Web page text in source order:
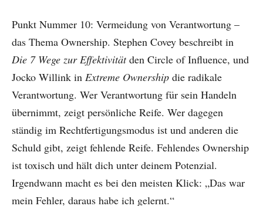
Punkt Nummer 10: Vermeidung von Verantwortung –
das Thema Ownership. Stephen Covey beschreibt in
Die 7 Wege zur Effektivitätden Circle of Influence, und
Jocko Willink in Extreme Ownership die radikale
Verantwortung. Wer Verantwortung für sein Handeln
übernimmt, zeigt persönliche Reife. Wer dagegen
ständig im Rechtfertigungsmodus ist und anderen die
Schuld gibt, zeigt fehlende Reife. Fehlendes Ownership
ist toxisch und hält dich unter deinem Potenzial.
Irgendwann macht es bei den meisten Klick: „Das war
mein Fehler, daraus habe ich gelernt.“